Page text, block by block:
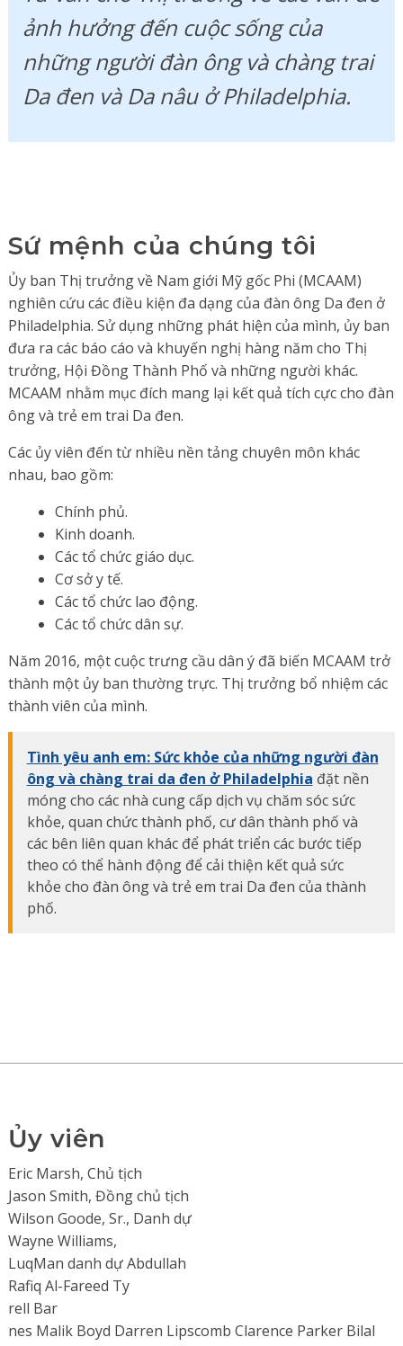
ảnh hưởng đến cuộc sống của
những người đàn ông và chàng trai
Da đen và Da nâu ở Philadelphia.
Sứ mệnh của chúng tôi
Ủy ban Thị trưởng về Nam giới Mỹ gốc Phi (MCAAM)
nghiên cứu các điều kiện đa dạng của đàn ông Da đen ở
Philadelphia. Sử dụng những phát hiện của mình, ủy ban
đưa ra các báo cáo và khuyến nghị hàng năm cho Thị
trưởng, Hội Đồng Thành Phố và những người khác.
MCAAM nhằm mục đích mang lại kết quả tích cực cho đàn
ông và trẻ em trai Da đen.
Các ủy viên đến từ nhiều nền tảng chuyên môn khác
nhau, bao gồm:
Chính phủ.
Kinh doanh.
Các tổ chức giáo dục.
Cơ sở y tế.
Các tổ chức lao động.
Các tổ chức dân sự.
Năm 2016, một cuộc trưng cầu dân ý đã biến MCAAM trở
thành một ủy ban thường trực. Thị trưởng bổ nhiệm các
thành viên của mình.
Tình yêu anh em: Sức khỏe của những người đàn
ông và chàng trai da đen ở Philadelphia đặt nền
móng cho các nhà cung cấp dịch vụ chăm sóc sức
khỏe, quan chức thành phố, cư dân thành phố và
các bên liên quan khác để phát triển các bước tiếp
theo có thể hành động để cải thiện kết quả sức
khỏe cho đàn ông và trẻ em trai Da đen của thành
phố.
Ủy viên
Eric Marsh, Chủ tịch
Jason Smith, Đồng chủ tịch
Wilson Goode, Sr., Danh dự
Wayne Williams,
LuqMan danh dự Abdullah
Rafiq Al-Fareed Ty
rell Bar
nes Malik Boyd Darren Lipscomb Clarence Parker Bilal